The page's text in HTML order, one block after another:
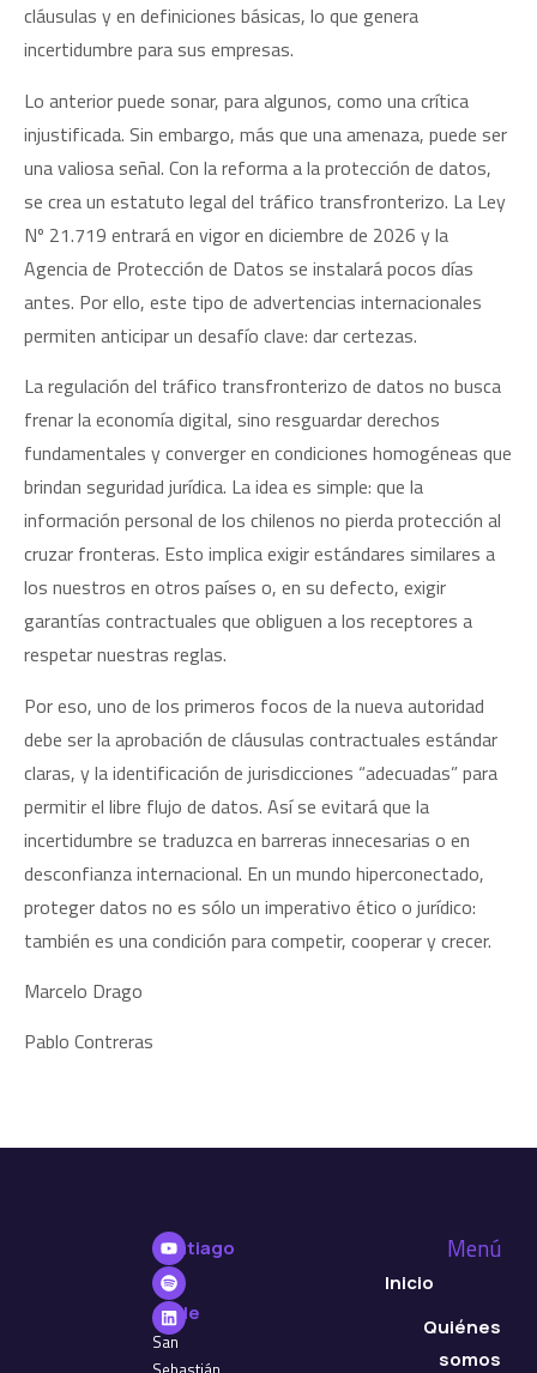
cláusulas y en definiciones básicas, lo que genera
incertidumbre para sus empresas.
Lo anterior puede sonar, para algunos, como una crítica
injustificada. Sin embargo, más que una amenaza, puede ser
una valiosa señal. Con la reforma a la protección de datos,
se crea un estatuto legal del tráfico transfronterizo. La Ley
Nº 21.719 entrará en vigor en diciembre de 2026 y la
Agencia de Protección de Datos se instalará pocos días
antes. Por ello, este tipo de advertencias internacionales
permiten anticipar un desafío clave: dar certezas.
La regulación del tráfico transfronterizo de datos no busca
frenar la economía digital, sino resguardar derechos
fundamentales y converger en condiciones homogéneas que
brindan seguridad jurídica. La idea es simple: que la
información personal de los chilenos no pierda protección al
cruzar fronteras. Esto implica exigir estándares similares a
los nuestros en otros países o, en su defecto, exigir
garantías contractuales que obliguen a los receptores a
respetar nuestras reglas.
Por eso, uno de los primeros focos de la nueva autoridad
debe ser la aprobación de cláusulas contractuales estándar
claras, y la identificación de jurisdicciones “adecuadas” para
permitir el libre flujo de datos. Así se evitará que la
incertidumbre se traduzca en barreras innecesarias o en
desconfianza internacional. En un mundo hiperconectado,
proteger datos no es sólo un imperativo ético o jurídico:
también es una condición para competir, cooperar y crecer.
Marcelo Drago
Pablo Contreras
Santiago
de
Chile
San
Menú
Inicio
Quiénes
somos